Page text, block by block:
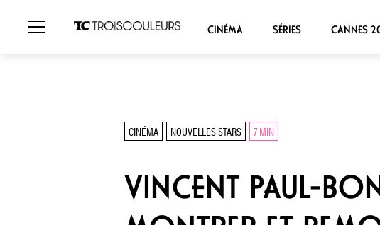
CINÉMA SÉRIES CANNES
CINÉMA NOUVELLES STARS 7 MIN
VINCENT PAUL-